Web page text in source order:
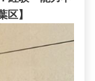
】